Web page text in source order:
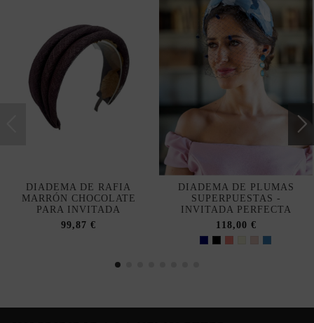
DIADEMA DE RAFIA
MARRÓN CHOCOLATE
PARA INVITADA
99,87 €
DIADEMA DE PLUMAS
SUPERPUESTAS -
INVITADA PERFECTA
118,00 €